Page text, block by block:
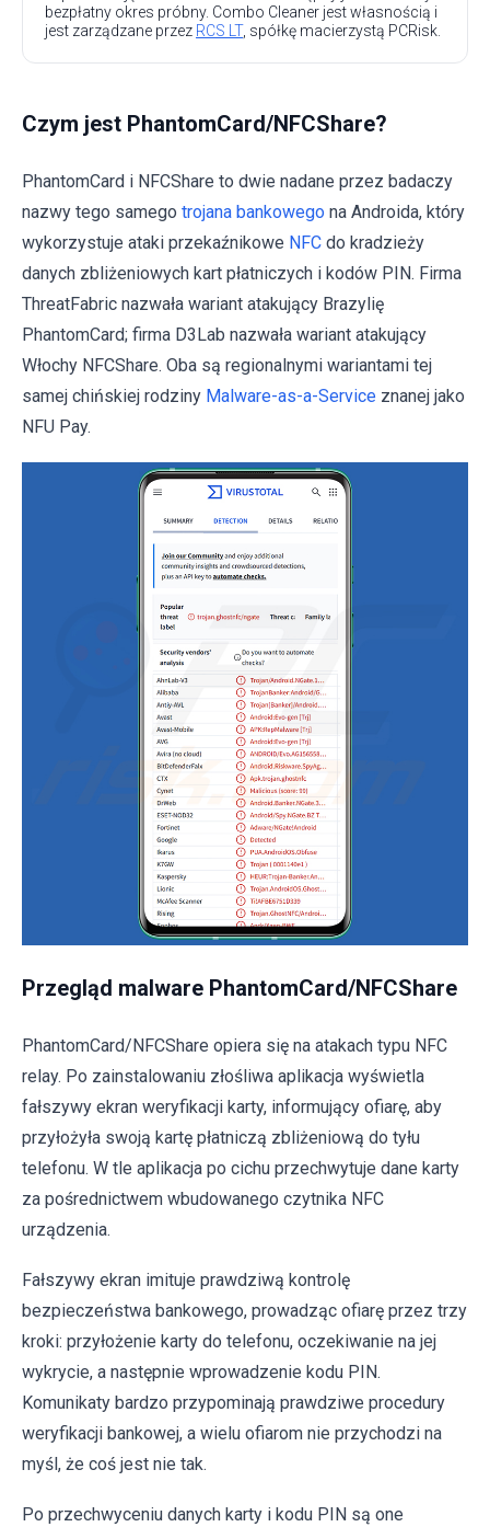
bezpłatny okres próbny. Combo Cleaner jest własnością i
jest zarządzane przez RCS LT, spółkę macierzystą PCRisk.
Czym jest PhantomCard/NFCShare?
PhantomCard i NFCShare to dwie nadane przez badaczy
nazwy tego samego trojana bankowego na Androida, który
wykorzystuje ataki przekaźnikowe NFC do kradzieży
danych zbliżeniowych kart płatniczych i kodów PIN. Firma
ThreatFabric nazwała wariant atakujący Brazylię
PhantomCard; firma D3Lab nazwała wariant atakujący
Włochy NFCShare. Oba są regionalnymi wariantami tej
samej chińskiej rodziny Malware-as-a-Service znanej jako
NFU Pay.
Przegląd malware PhantomCard/NFCShare
PhantomCard/NFCShare opiera się na atakach typu NFC
relay. Po zainstalowaniu złośliwa aplikacja wyświetla
fałszywy ekran weryfikacji karty, informujący ofiarę, aby
przyłożyła swoją kartę płatniczą zbliżeniową do tyłu
telefonu. W tle aplikacja po cichu przechwytuje dane karty
za pośrednictwem wbudowanego czytnika NFC
urządzenia.
Fałszywy ekran imituje prawdziwą kontrolę
bezpieczeństwa bankowego, prowadząc ofiarę przez trzy
kroki: przyłożenie karty do telefonu, oczekiwanie na jej
wykrycie, a następnie wprowadzenie kodu PIN.
Komunikaty bardzo przypominają prawdziwe procedury
weryfikacji bankowej, a wielu ofiarom nie przychodzi na
myśl, że coś jest nie tak.
Po przechwyceniu danych karty i kodu PIN są one